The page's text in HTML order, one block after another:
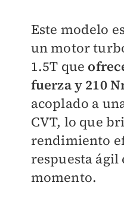
Este modelo
un motor
1.5T que
fuerza y 210
acoplado a
CVT, lo que
rendimiento
respuesta ágil
momento.